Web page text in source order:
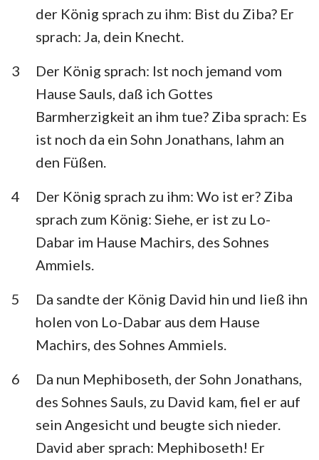
Daniel Hosea
Joel
Obadja Jona
Micha Nahum
Habakuk Zephanja
Maleachi
der König sprach zu ihm: Bist du Ziba? Er
sprach: Ja, dein Knecht.
3
Der König sprach: Ist noch jemand vom
Hause Sauls, daß ich Gottes
Barmherzigkeit an ihm tue? Ziba sprach: Es
ist noch da ein Sohn Jonathans, lahm an
den Füßen.
4
Der König sprach zu ihm: Wo ist er? Ziba
sprach zum König: Siehe, er ist zu Lo-
Dabar im Hause Machirs, des Sohnes
Ammiels.
5
Da sandte der König David hin und ließ ihn
holen von Lo-Dabar aus dem Hause
Machirs, des Sohnes Ammiels.
6
Da nun Mephiboseth, der Sohn Jonathans,
des Sohnes Sauls, zu David kam, fiel er auf
sein Angesicht und beugte sich nieder.
David aber sprach: Mephiboseth! Er